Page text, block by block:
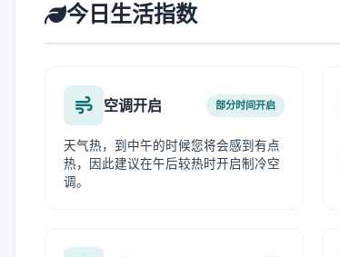
今日生活指数
空调开启 部分时间开启
天气热，到中午的时候您将会感到有点
热，因此建议在午后较热时开启制冷空
调。